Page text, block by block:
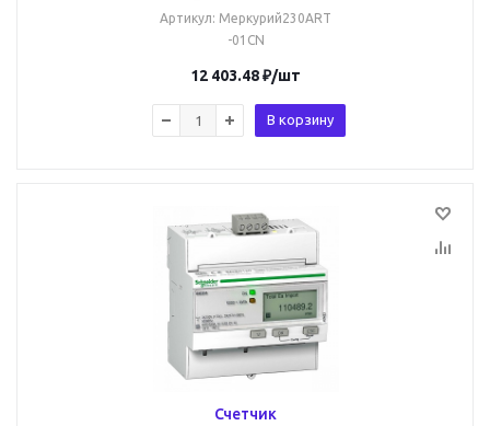
Артикул: Меркурий230ART
-01CN
12 403.48₽/шт
В корзину
Счетчик